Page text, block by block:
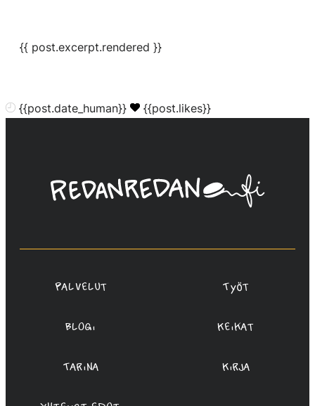
{{ post.excerpt.rendered }}
{{post.date_human}} {{post.likes}}
Linda
Saukko-
Oy
Palvelut Työt
Blogi Keikat
Tarina Kirja